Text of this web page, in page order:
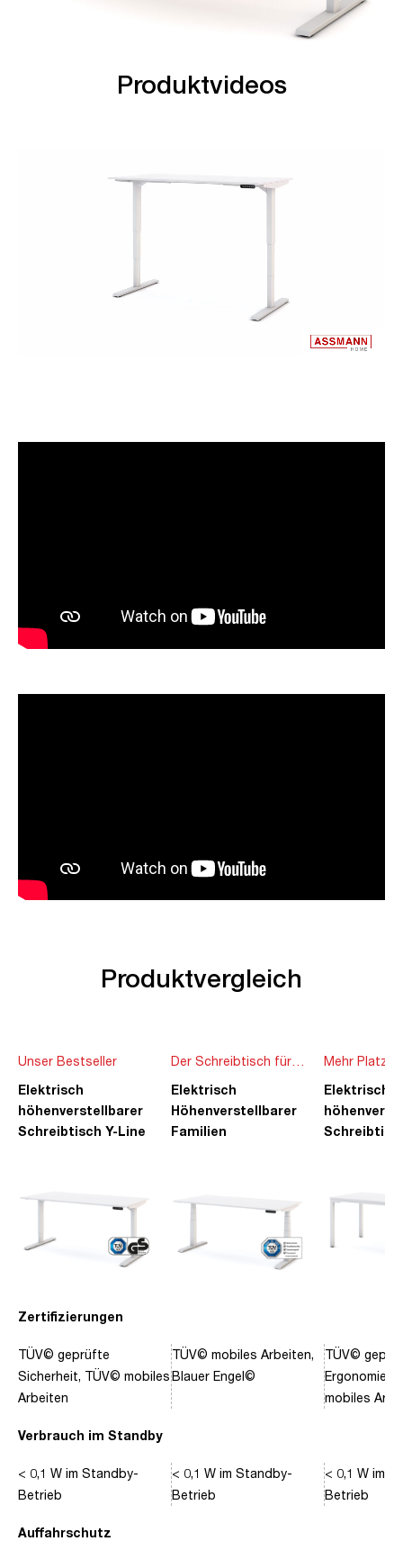
Produktvideos
Produktvergleich
Zertifizierungen
Verbrauch im Standby
Auffahrschutz
Unser Bestseller
Elektrisch
höhenverstellbarer
Schreibtisch Y-Line
TÜV© geprüfte
Sicherheit, TÜV© mobiles
Arbeiten
< 0,1 W im Standby-
Betrieb
Der Schreibtisch für
die ganze Familie
Elektrisch
Höhenverstellbarer
Familien
TÜV© mobiles Arbeiten,
Blauer Engel©
< 0,1 W im Standby-
Betrieb
Mehr Platz
Ideen
Elektrisch
TÜV©
Ergonomie,
mobiles
< 0,1 W im
Betrieb